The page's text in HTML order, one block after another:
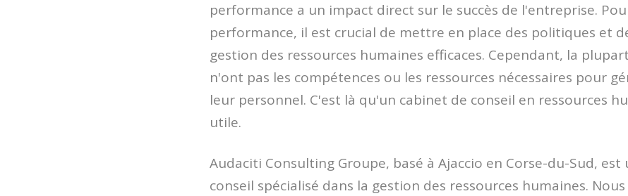
performance a un impact direct sur le succès de l'entreprise.
performance, il est crucial de mettre en place des politiques et
gestion des ressources humaines efficaces. Cependant, la
n'ont pas les compétences ou les ressources nécessaires pour
leur personnel. C'est là qu'un cabinet de conseil en ressources
utile.
Audaciti Consulting Groupe, basé à Ajaccio en Corse-du-Sud, est
conseil spécialisé dans la gestion des ressources humaines.